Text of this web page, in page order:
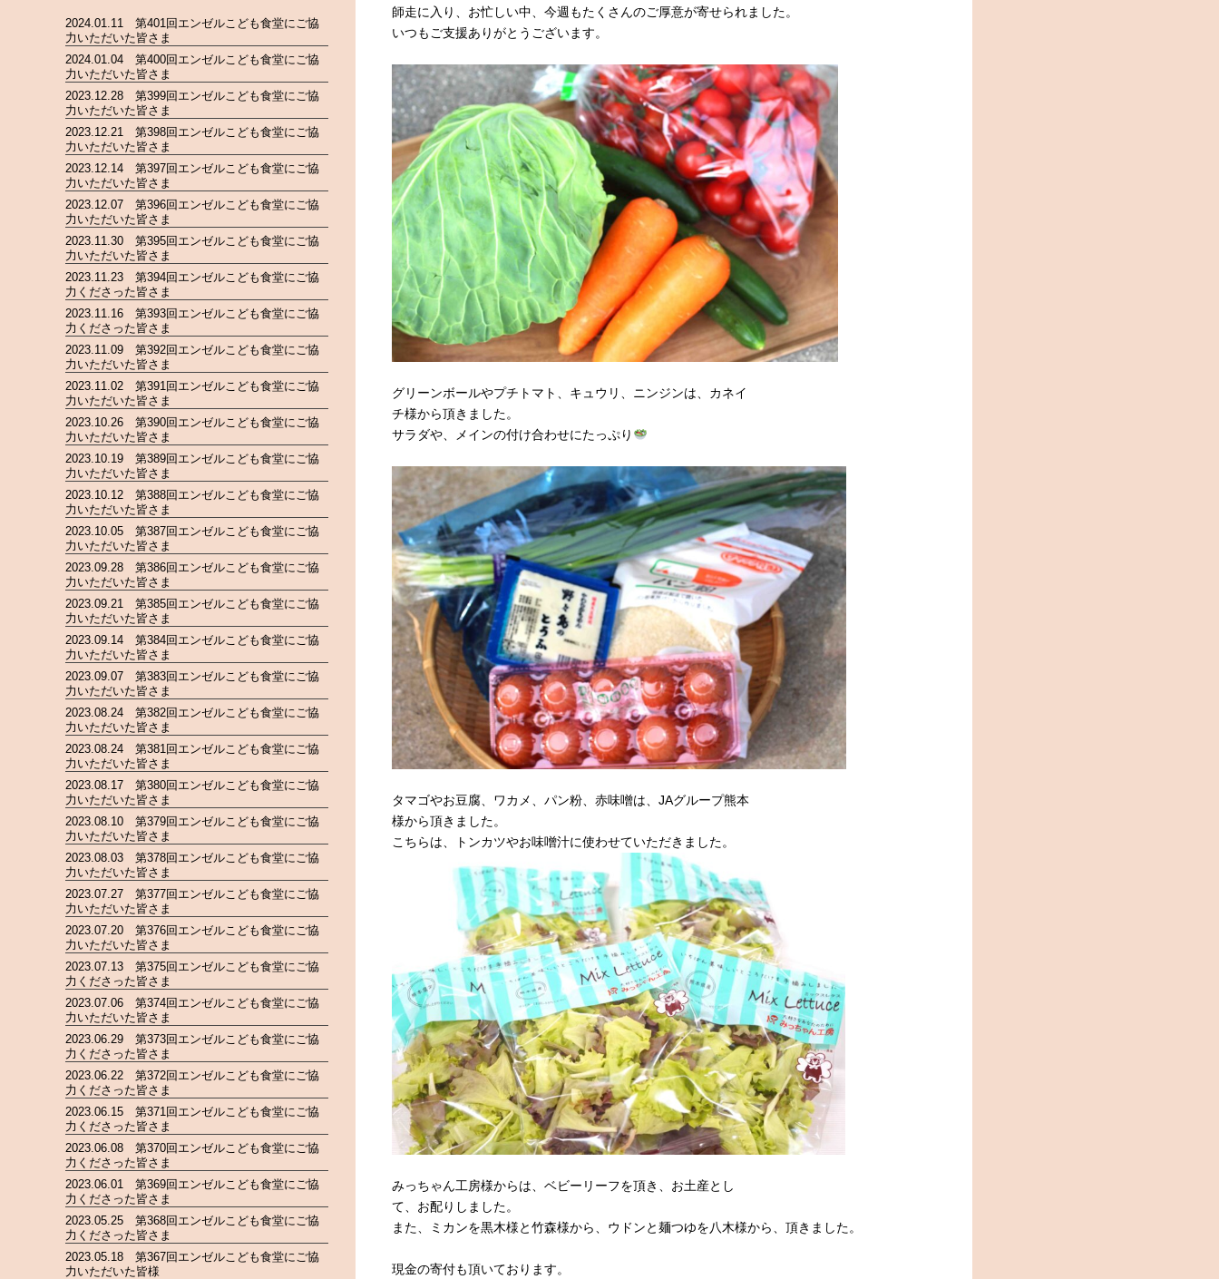
師走に入り、お忙しい中、今週もたくさんのご厚意が寄せられました。
いつもご支援ありがとうございます。
グリーンボールやプチトマト、キュウリ、ニンジンは、カネイ
チ様から頂きました。
サラダや、メインの付け合わせにたっぷり
タマゴやお豆腐、ワカメ、パン粉、赤味噌は、JAグループ熊本
様から頂きました。
こちらは、トンカツやお味噌汁に使わせていただきました。
みっちゃん工房様からは、ベビーリーフを頂き、お土産とし
て、お配りしました。
また、ミカンを黒木様と竹森様から、ウドンと麺つゆを八木様から、頂きました。
現金の寄付も頂いております。
2024.01.11 第401回エンゼルこども食堂にご協
力いただいた皆さま
2024.01.04 第400回エンゼルこども食堂にご協
力いただいた皆さま
2023.12.28 第399回エンゼルこども食堂にご協
力いただいた皆さま
2023.12.21 第398回エンゼルこども食堂にご協
力いただいた皆さま
2023.12.14 第397回エンゼルこども食堂にご協
力いただいた皆さま
2023.12.07 第396回エンゼルこども食堂にご協
力いただいた皆さま
2023.11.30 第395回エンゼルこども食堂にご協
力いただいた皆さま
2023.11.23 第394回エンゼルこども食堂にご協
力くださった皆さま
2023.11.16 第393回エンゼルこども食堂にご協
力くださった皆さま
2023.11.09 第392回エンゼルこども食堂にご協
力いただいた皆さま
2023.11.02 第391回エンゼルこども食堂にご協
力いただいた皆さま
2023.10.26 第390回エンゼルこども食堂にご協
力いただいた皆さま
2023.10.19 第389回エンゼルこども食堂にご協
力いただいた皆さま
2023.10.12 第388回エンゼルこども食堂にご協
力いただいた皆さま
2023.10.05 第387回エンゼルこども食堂にご協
力いただいた皆さま
2023.09.28 第386回エンゼルこども食堂にご協
力いただいた皆さま
2023.09.21 第385回エンゼルこども食堂にご協
力いただいた皆さま
2023.09.14 第384回エンゼルこども食堂にご協
力いただいた皆さま
2023.09.07 第383回エンゼルこども食堂にご協
力いただいた皆さま
2023.08.24 第382回エンゼルこども食堂にご協
力いただいた皆さま
2023.08.24 第381回エンゼルこども食堂にご協
力いただいた皆さま
2023.08.17 第380回エンゼルこども食堂にご協
力いただいた皆さま
2023.08.10 第379回エンゼルこども食堂にご協
力いただいた皆さま
2023.08.03 第378回エンゼルこども食堂にご協
力いただいた皆さま
2023.07.27 第377回エンゼルこども食堂にご協
力いただいた皆さま
2023.07.20 第376回エンゼルこども食堂にご協
力いただいた皆さま
2023.07.13 第375回エンゼルこども食堂にご協
力くださった皆さま
2023.07.06 第374回エンゼルこども食堂にご協
力いただいた皆さま
2023.06.29 第373回エンゼルこども食堂にご協
力くださった皆さま
2023.06.22 第372回エンゼルこども食堂にご協
力くださった皆さま
2023.06.15 第371回エンゼルこども食堂にご協
力くださった皆さま
2023.06.08 第370回エンゼルこども食堂にご協
力くださった皆さま
2023.06.01 第369回エンゼルこども食堂にご協
力くださった皆さま
2023.05.25 第368回エンゼルこども食堂にご協
力くださった皆さま
2023.05.18 第367回エンゼルこども食堂にご協
力いただいた皆様